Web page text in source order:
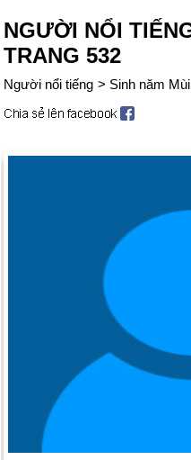
NGƯỜI NỔI
TRANG 532
Người nổi tiếng > Sinh năm Mùi